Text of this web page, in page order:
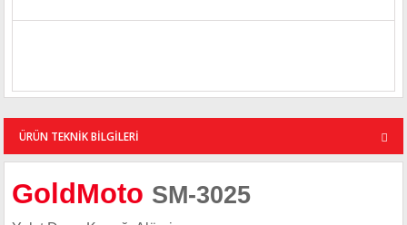
ÜRÜN TEKNİK BİLGİLERİ
GoldMoto SM-3025